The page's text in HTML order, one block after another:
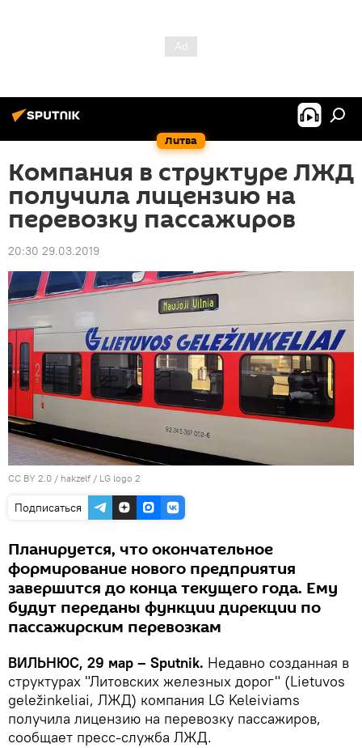
Литва
Компания в структуре ЛЖД
получила лицензию на
перевозку пассажиров
20:30 29.03.2019
CC BY 2.0 / hakzelf / LG logo 2
Подписаться
Планируется, что окончательное
формирование нового предприятия
завершится до конца текущего года. Ему
будут переданы функции дирекции по
пассажирским перевозкам
ВИЛЬНЮС, 29 мар – Sputnik. Недавно созданная в
структурах "Литовских железных дорог" (Lietuvos
geležinkeliai, ЛЖД) компания LG Keleiviams
получила лицензию на перевозку пассажиров,
сообщает пресс-служба ЛЖД.